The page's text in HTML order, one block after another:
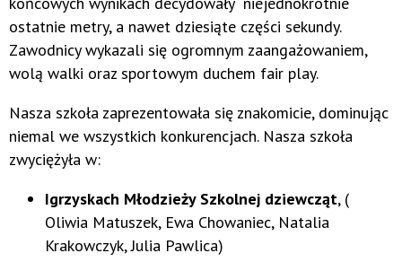
ostatnie metry, a nawet dziesiąte części sekundy.
Zawodnicy wykazali się ogromnym zaangażowaniem,
wolą walki oraz sportowym duchem fair play.
Nasza szkoła zaprezentowała się znakomicie, dominując
niemal we wszystkich konkurencjach. Nasza szkoła
zwyciężyła w:
Igrzyskach Młodzieży Szkolnej dziewcząt, (
Oliwia Matuszek, Ewa Chowaniec, Natalia
Krakowczyk, Julia Pawlica)